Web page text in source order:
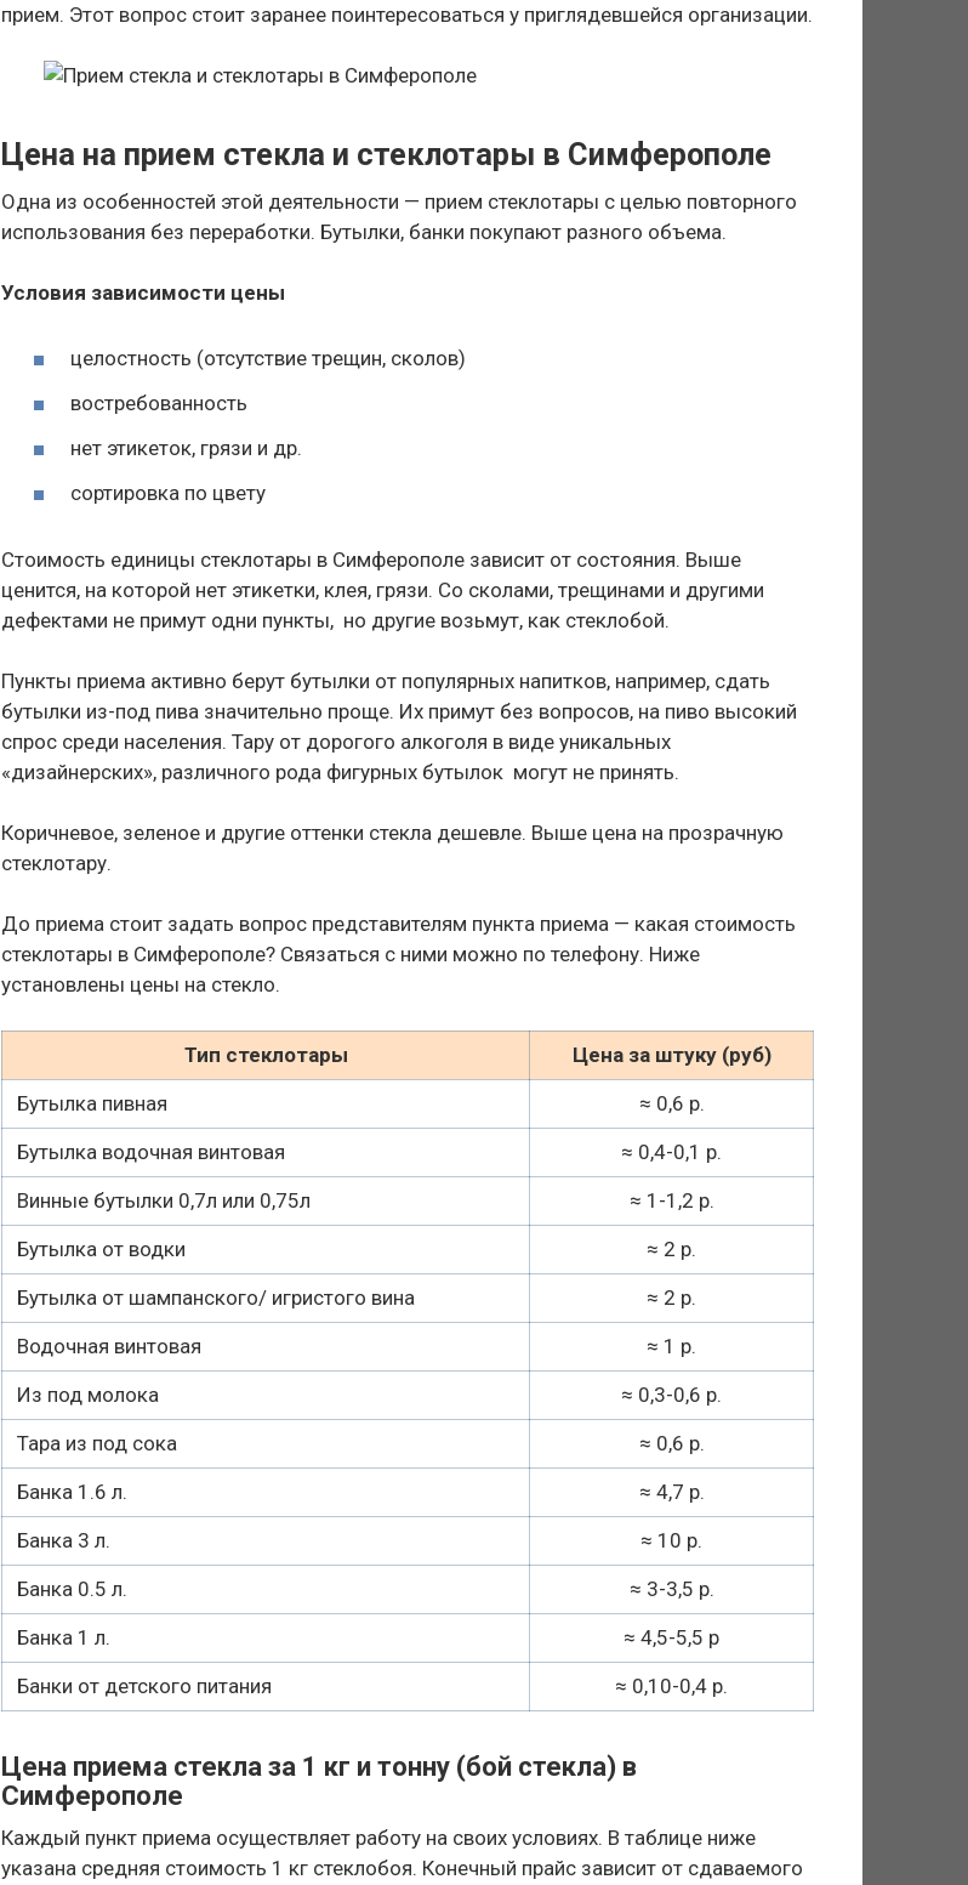
прием. Этот вопрос стоит заранее поинтересоваться у приглядевшейся организации.
Цена на прием стекла и стеклотары в Симферополе
Одна из особенностей этой деятельности — прием стеклотары с целью повторного
использования без переработки. Бутылки, банки покупают разного объема.
Условия зависимости цены
целостность (отсутствие трещин, сколов)
востребованность
нет этикеток, грязи и др.
сортировка по цвету
Стоимость единицы стеклотары в Симферополе зависит от состояния. Выше
ценится, на которой нет этикетки, клея, грязи. Со сколами, трещинами и другими
дефектами не примут одни пункты, но другие возьмут, как стеклобой.
Пункты приема активно берут бутылки от популярных напитков, например, сдать
бутылки из-под пива значительно проще. Их примут без вопросов, на пиво высокий
спрос среди населения. Тару от дорогого алкоголя в виде уникальных
«дизайнерских», различного рода фигурных бутылок могут не принять.
Коричневое, зеленое и другие оттенки стекла дешевле. Выше цена на прозрачную
стеклотару.
До приема стоит задать вопрос представителям пункта приема — какая стоимость
стеклотары в Симферополе? Связаться с ними можно по телефону. Ниже
установлены цены на стекло.
Тип стеклотары
Цена за штуку (руб)
Бутылка пивная
≈ 0,6 р.
Бутылка водочная винтовая
≈ 0,4-0,1 р.
Винные бутылки 0,7л или 0,75л
≈ 1-1,2 р.
Бутылка от водки
≈ 2 р.
Бутылка от шампанского/ игристого вина
≈ 2 р.
Водочная винтовая
≈ 1 р.
Из под молока
≈ 0,3-0,6 р.
Тара из под сока
≈ 0,6 р.
Банка 1.6 л.
≈ 4,7 р.
Банка 3 л.
≈ 10 р.
Банка 0.5 л.
≈ 3-3,5 р.
Банка 1 л.
≈ 4,5-5,5 р
Банки от детского питания
≈ 0,10-0,4 р.
Цена приема стекла за 1 кг и тонну (бой стекла) в
Симферополе
Каждый пункт приема осуществляет работу на своих условиях. В таблице ниже
указана средняя стоимость 1 кг стеклобоя. Конечный прайс зависит от сдаваемого